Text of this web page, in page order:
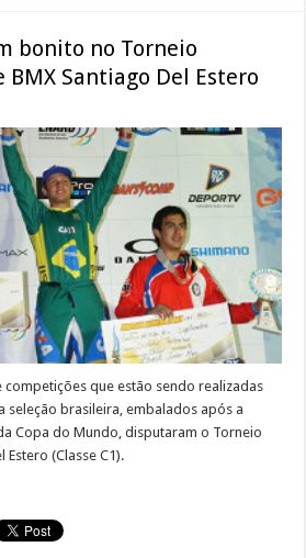
bonito no Torneio
Santiago Del Estero
competições que estão sendo realizadas
seleção brasileira, embalados após a
Copa do Mundo, disputaram o Torneio
(Classe C1).